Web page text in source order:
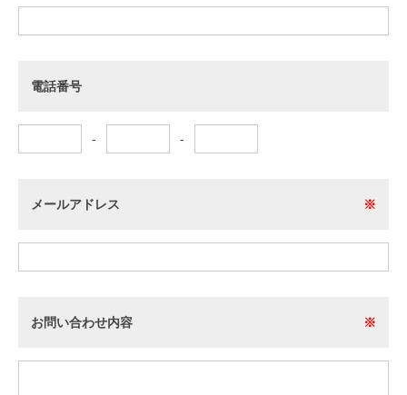
電話番号
- -
メールアドレス ※
お問い合わせ内容 ※